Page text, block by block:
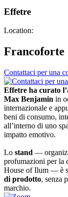
Effetre
Location:
Francoforte
Contattaci per una
Effetre ha curato
Max Benjamin in
internazionale e
beni di consumo,
all’interno di uno
impatto emotivo.
Lo stand —
profumazioni per la
House of Ilum — è
di prodotto, senza
marchio.